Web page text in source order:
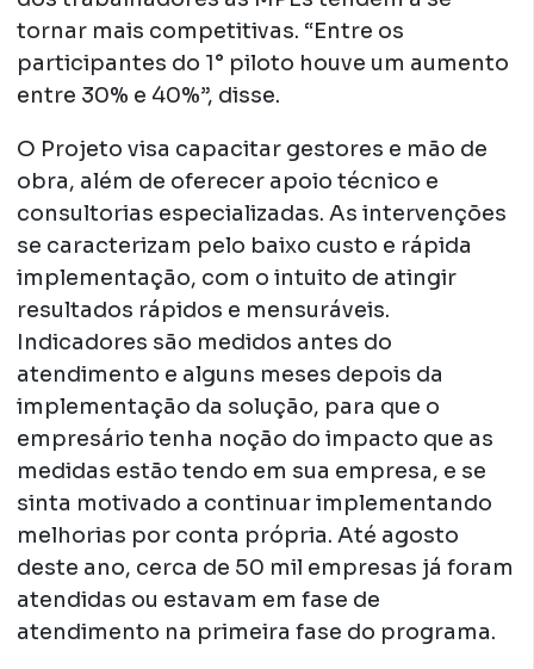
tornar mais competitivas. “Entre os
participantes do 1° piloto houve um aumento
entre 30% e 40%”, disse.
O Projeto visa capacitar gestores e mão de
obra, além de oferecer apoio técnico e
consultorias especializadas. As intervenções
se caracterizam pelo baixo custo e rápida
implementação, com o intuito de atingir
resultados rápidos e mensuráveis.
Indicadores são medidos antes do
atendimento e alguns meses depois da
implementação da solução, para que o
empresário tenha noção do impacto que as
medidas estão tendo em sua empresa, e se
sinta motivado a continuar implementando
melhorias por conta própria. Até agosto
deste ano, cerca de 50 mil empresas já foram
atendidas ou estavam em fase de
atendimento na primeira fase do programa.